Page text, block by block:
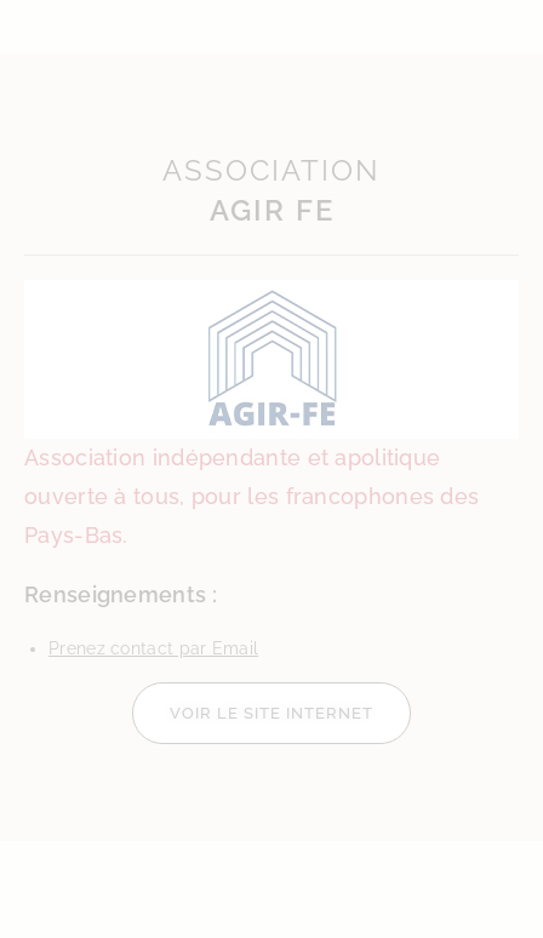
ASSOCIATION
AGIR FE
Association indépendante et apolitique
ouverte à tous, pour les francophones des
Pays-Bas.
Renseignements :
Prenez contact par Email
VOIR LE SITE INTERNET